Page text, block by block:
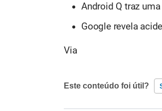
Android Q traz
Google revela
Via
Este conteúdo foi útil?